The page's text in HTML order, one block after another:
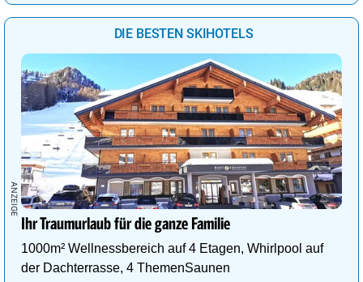
DIE BESTEN SKIHOTELS
Ihr Traumurlaub für die ganze Familie
1000m² Wellnessbereich auf 4 Etagen, Whirlpool auf
der Dachterrasse, 4 ThemenSaunen